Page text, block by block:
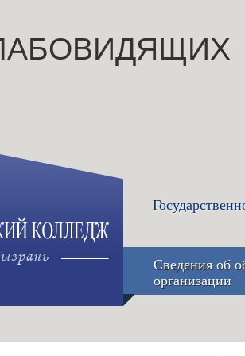
Сведения об
организации